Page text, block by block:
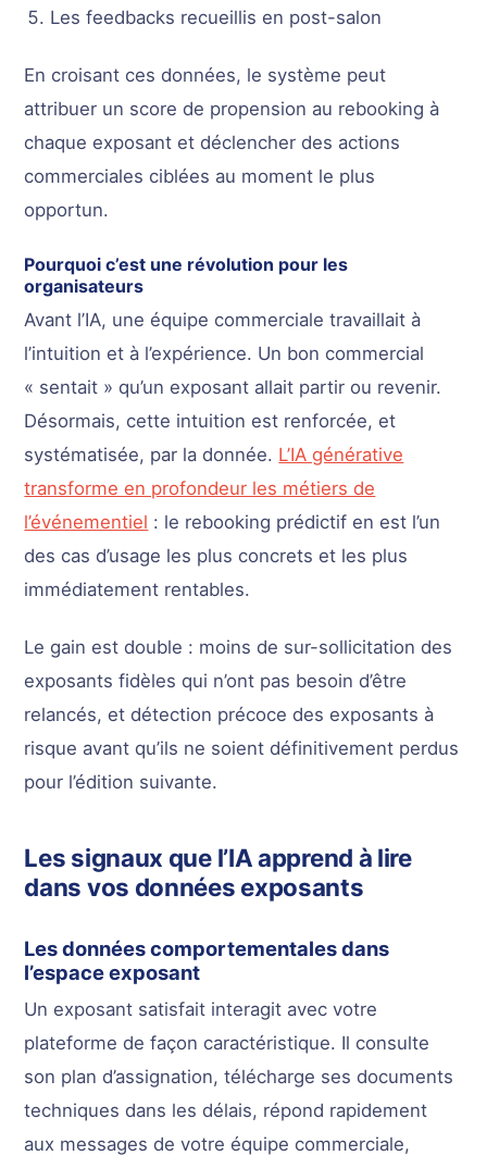
Les feedbacks recueillis en post-salon
En croisant ces données, le système peut
attribuer un score de propension au rebooking à
chaque exposant et déclencher des actions
commerciales ciblées au moment le plus
opportun.
Pourquoi c’est une révolution pour les
organisateurs
Avant l’IA, une équipe commerciale travaillait à
l’intuition et à l’expérience. Un bon commercial
« sentait » qu’un exposant allait partir ou revenir.
Désormais, cette intuition est renforcée, et
systématisée, par la donnée. L’IA générative
transforme en profondeur les métiers de
l’événementiel : le rebooking prédictif en est l’un
des cas d’usage les plus concrets et les plus
immédiatement rentables.
Le gain est double : moins de sur-sollicitation des
exposants fidèles qui n’ont pas besoin d’être
relancés, et détection précoce des exposants à
risque avant qu’ils ne soient définitivement perdus
pour l’édition suivante.
Les signaux que l’IA apprend à lire
dans vos données exposants
Les données comportementales dans
l’espace exposant
Un exposant satisfait interagit avec votre
plateforme de façon caractéristique. Il consulte
son plan d’assignation, télécharge ses documents
techniques dans les délais, répond rapidement
aux messages de votre équipe commerciale,